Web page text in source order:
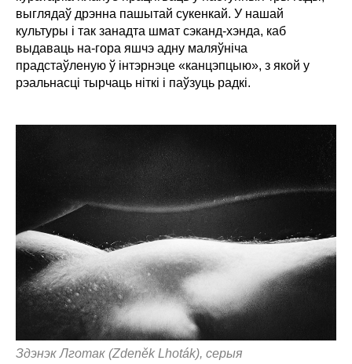
выглядаў дрэнна пашытай сукенкай. У нашай
культуры і так занадта шмат сэканд-хэнда, каб
выдаваць на-гора яшчэ адну маляўніча
прадстаўленую ў інтэрнэце «канцэпцыю», з якой у
рэальнасці тырчаць ніткі і паўзуць радкі.
Здэнэк Лготак (Zdeněk Lhoták), серыя